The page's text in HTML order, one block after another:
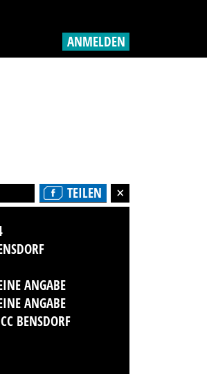
ANMELDEN
TEILEN
ANGABE
ANGABE
BENSDORF